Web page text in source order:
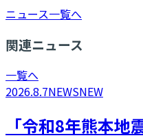
ニュース一覧へ
関連ニュース
一覧へ
2026.8.7NEWSNEW
「令和8年熊本